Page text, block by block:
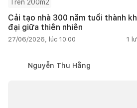
Trên 200m2
Cải tạo nhà 300 năm tuổi thành
đại giữa thiên nhiên
27/06/2026, lúc 10:00 1
Nguyễn Thu Hằng